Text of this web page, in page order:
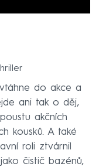
do akce a
ani tak o děj,
akčních
kousků. A také
roli ztvárnil
čistič bazénů,